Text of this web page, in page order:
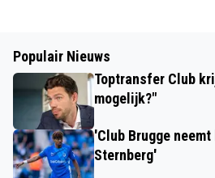
Populair Nieuws
Toptransfer Club
mogelijk?"
'Club Brugge
Sternberg'